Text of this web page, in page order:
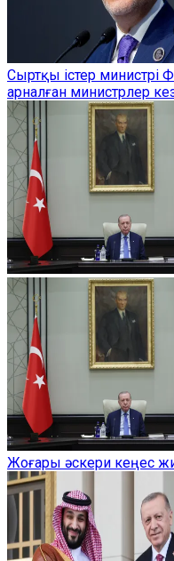
Сыртқы істер министрі
арналған министрлер
Жоғары әскери кеңес